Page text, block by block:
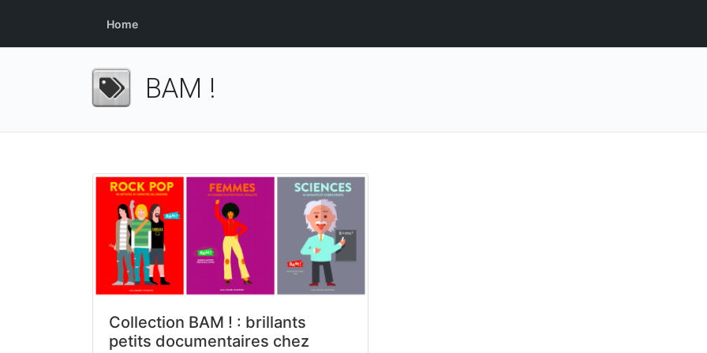
Home
BAM !
Collection BAM ! : brillants
petits documentaires chez